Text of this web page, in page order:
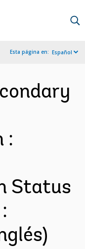
Esta página en: Español
:
Status